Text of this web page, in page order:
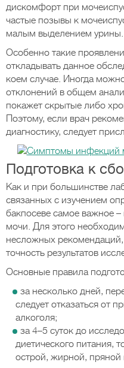
дискомфорт при
частые позывы к
малым выделением урины.
Особенно такие
откладывать данное
коем случае. Иногда
отклонений в общем
покажет скрытые либо
Поэтому, если врач
диагностику, следует
Подготовка к
Как и при большинстве
связанных с изучением
бакпосеве самое важное
мочи. Для этого
несложных рекомендаций,
точность результатов
Основные правила
за несколько дней,
следует отказаться от
алкоголя;
за 4–5 суток до
диетического питания,
острой, жирной, пряной